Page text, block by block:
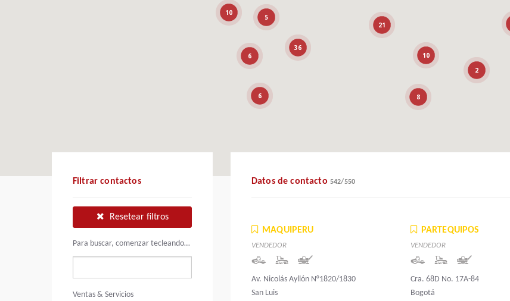
6
36
10
21
6
10
8
5
2
Filtrar contactos
Resetear filtros
Para buscar, comenzar tecleando…
Ventas & Servicios
Datos de contacto 542/550
MAQUIPERU
VENDEDOR
Av. Nicolás Ayllón N°1820/1830
San Luis
PARTEQUIPOS
VENDEDOR
Cra. 68D No. 17A-84
Bogotá